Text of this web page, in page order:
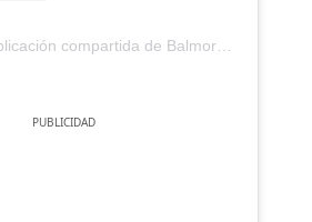
compartida de Balmoral Castle (@balmoral_castle)